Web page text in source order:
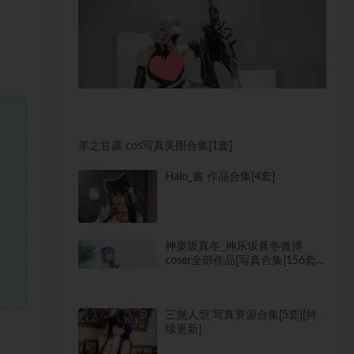
羊之甘露 cos写真美图合集[1套]
Halo_酱 作品合集[4套]
神楽坂真冬_神乐坂眞冬微博
coser全部作品[写真合集]156套
三無人型 写真资源合集[5套][持
续更新]